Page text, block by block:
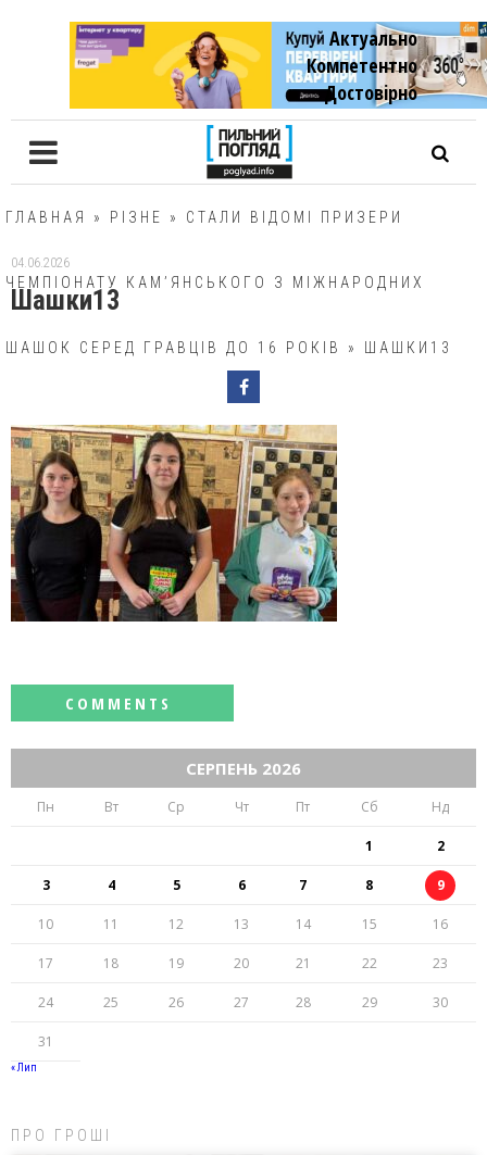
Актуально
Компетентно
Достовiрно
ГЛАВНАЯ » РІЗНЕ » СТАЛИ ВІДОМІ ПРИЗЕРИ
ЧЕМПІОНАТУ КАМ’ЯНСЬКОГО З МІЖНАРОДНИХ
ШАШОК СЕРЕД ГРАВЦІВ ДО 16 РОКІВ » ШАШКИ13
04.06.2026
Шашки13
СЕРПЕНЬ 2026
Пн Вт Ср Чт Пт Сб Нд
1 2
3 4 5 6 7 8 9
10 11 12 13 14 15 16
17 18 19 20 21 22 23
24 25 26 27 28 29 30
31
« Лип
ПРО ГРОШІ